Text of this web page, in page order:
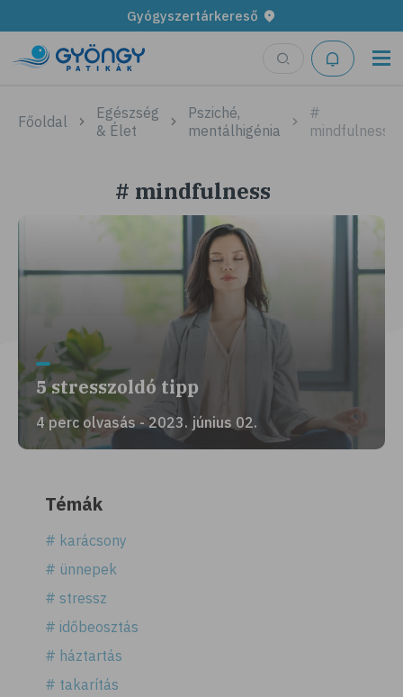
Gyógyszertárkereső
Főoldal
Egészség
& Élet
Psziché,
mentálhigénia
#
mindfulness
# mindfulness
5 stresszoldó tipp
4 perc olvasás - 2023. június 02.
Témák
# karácsony
# ünnepek
# stressz
# időbeosztás
# háztartás
# takarítás